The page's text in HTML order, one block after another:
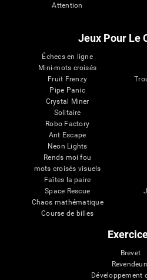
Attention
Jeux Pour Le
Échecs en ligne
Mini-mots croisés
Fruit Frenzy
Pipe Panic
Crystal Miner
Solitaire
Robo Factory
Ant Escape
Neon Lights
Rends moi fou
mots croisés visuels
Faîtes la paire
Space Rescue
Chaos mathématique
Course de billes
Brevet
Développement